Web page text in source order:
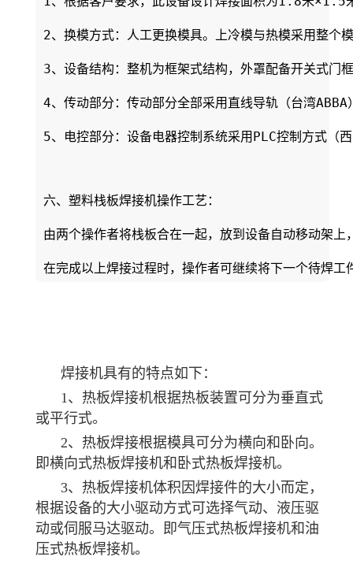
2、换模方式：人工更换模具。上冷模与热模采用整个
3、设备结构：整机为框架式结构，外罩配备开关式门
4、传动部分：传动部分全部采用直线导轨（台湾
5、电控部分：设备电器控制系统采用PLC控制方式（
六、塑料栈板焊接机操作工艺：
由两个操作者将栈板合在一起，放到设备自动移动架
在完成以上焊接过程时，操作者可继续将下一个待焊
焊接机具有的特点如下：
1、热板焊接机根据热板装置可分为垂直式
或平行式。
2、热板焊接根据模具可分为横向和卧向。
即横向式热板焊接机和卧式热板焊接机。
3、热板焊接机体积因焊接件的大小而定，
根据设备的大小驱动方式可选择气动、液压驱
动或伺服马达驱动。即气压式热板焊接机和油
压式热板焊接机。